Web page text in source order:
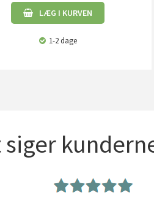
LÆG I KURVEN
1-2 dage
siger